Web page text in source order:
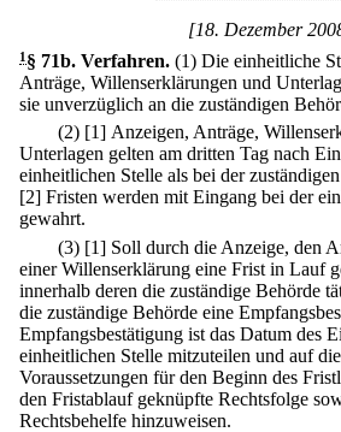
[18. Dezember
1 § 71b. Verfahren. (1) Die einheitliche
Anträge, Willenserklärungen und
sie unverzüglich an die zuständigen
(2) [1] Anzeigen, Anträge,
Unterlagen gelten am dritten Tag nach
einheitlichen Stelle als bei der
[2] Fristen werden mit Eingang bei der
gewahrt.
(3) [1] Soll durch die Anzeige, den
einer Willenserklärung eine Frist in Lauf
innerhalb deren die zuständige Behörde
die zuständige Behörde eine
Empfangsbestätigung ist das Datum des
einheitlichen Stelle mitzuteilen und auf
Voraussetzungen für den Beginn des
den Fristablauf geknüpfte Rechtsfolge
Rechtsbehelfe hinzuweisen.